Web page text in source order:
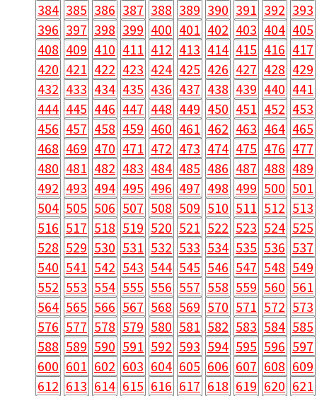
384 385 386 387 388 389 390 391 392 393
396 397 398 399 400 401 402 403 404 405
408 409 410 411 412 413 414 415 416 417
420 421 422 423 424 425 426 427 428 429
432 433 434 435 436 437 438 439 440 441
444 445 446 447 448 449 450 451 452 453
456 457 458 459 460 461 462 463 464 465
468 469 470 471 472 473 474 475 476 477
480 481 482 483 484 485 486 487 488 489
492 493 494 495 496 497 498 499 500 501
504 505 506 507 508 509 510 511 512 513
516 517 518 519 520 521 522 523 524 525
528 529 530 531 532 533 534 535 536 537
540 541 542 543 544 545 546 547 548 549
552 553 554 555 556 557 558 559 560 561
564 565 566 567 568 569 570 571 572 573
576 577 578 579 580 581 582 583 584 585
588 589 590 591 592 593 594 595 596 597
600 601 602 603 604 605 606 607 608 609
612 613 614 615 616 617 618 619 620 621